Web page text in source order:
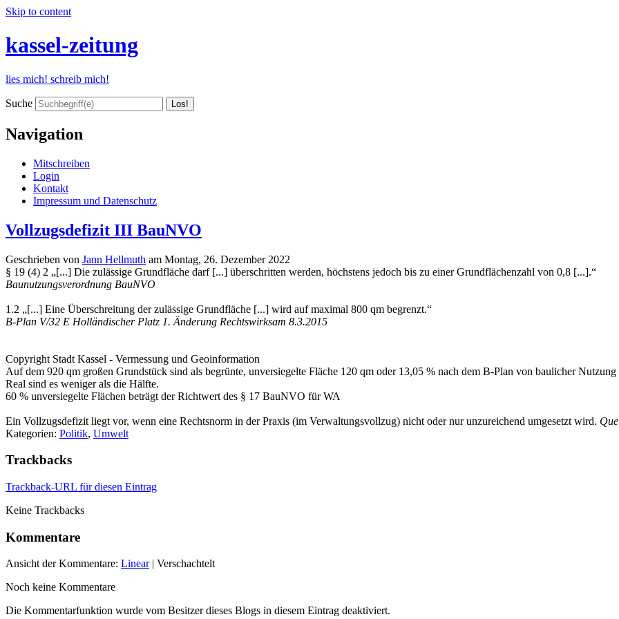
Skip to content
kassel-zeitung
lies mich! schreib mich!
Suche
Navigation
Mitschreiben
Login
Kontakt
Impressum und Datenschutz
Vollzugsdefizit III BauNVO
Geschrieben von Jann Hellmuth am Montag, 26. Dezember 2022
§ 19 (4) 2 „[...] Die zulässige Grundfläche darf [...] überschritten werden, höchstens jedoch bis zu einer Grundflächenzahl von 0,8 [...].“
Baunutzungsverordnung BauNVO
1.2 „[...] Eine Überschreitung der zulässige Grundfläche [...] wird auf maximal 800 qm begrenzt.“
B-Plan V/32 E Holländischer Platz 1. Änderung Rechtswirksam 8.3.2015
Copyright Stadt Kassel - Vermessung und Geoinformation
Auf dem 920 qm großen Grundstück sind als begrünte, unversiegelte Fläche 120 qm oder 13,05 % nach dem B-Plan von baulicher Nutzung
Real sind es weniger als die Hälfte.
60 % unversiegelte Flächen beträgt der Richtwert des § 17 BauNVO für WA
Ein Vollzugsdefizit liegt vor, wenn eine Rechtsnorm in der Praxis (im Verwaltungsvollzug) nicht oder nur unzureichend umgesetzt wird.
Kategorien: Politik, Umwelt
Trackbacks
Trackback-URL für diesen Eintrag
Keine Trackbacks
Kommentare
Ansicht der Kommentare: Linear| Verschachtelt
Noch keine Kommentare
Die Kommentarfunktion wurde vom Besitzer dieses Blogs in diesem Eintrag deaktiviert.